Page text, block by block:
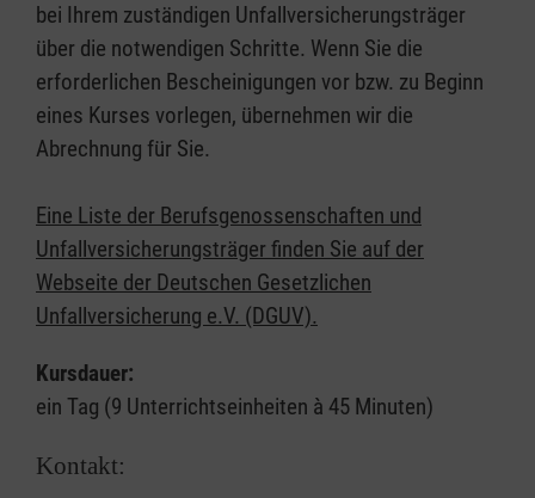
bei Ihrem zuständigen Unfallversicherungsträger
über die notwendigen Schritte. Wenn Sie die
erforderlichen Bescheinigungen vor bzw. zu Beginn
eines Kurses vorlegen, übernehmen wir die
Abrechnung für Sie.
Eine Liste der Berufsgenossenschaften und
Unfallversicherungsträger finden Sie auf der
Webseite der Deutschen Gesetzlichen
Unfallversicherung e.V. (DGUV).
Kursdauer:
ein Tag (9 Unterrichtseinheiten à 45 Minuten)
Kontakt: